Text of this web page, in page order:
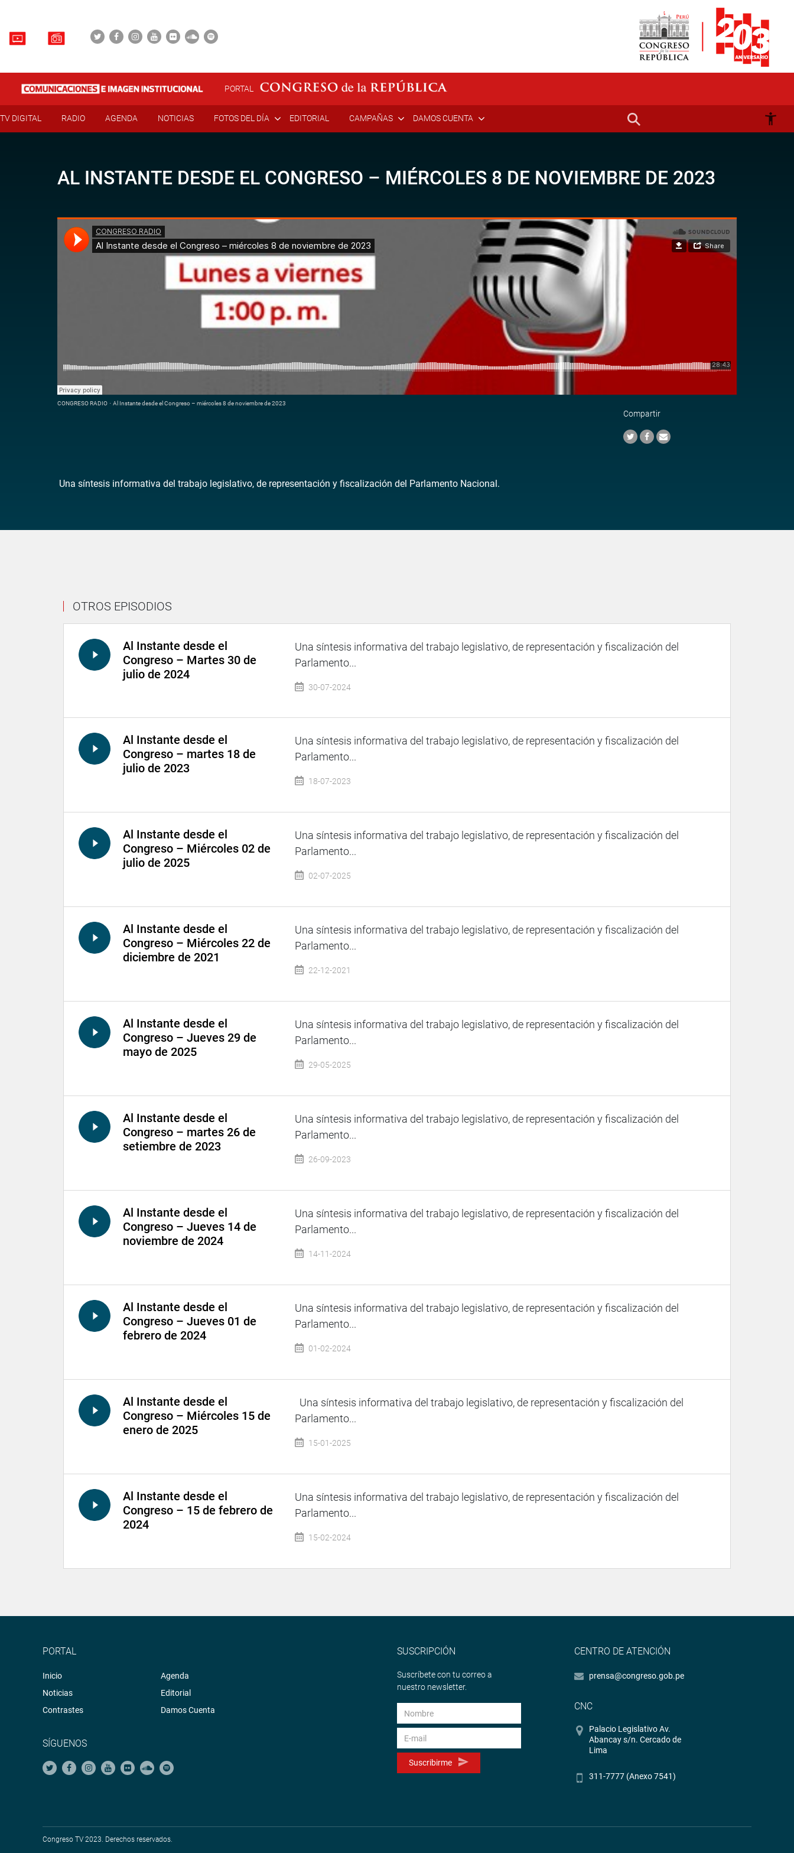
PORTAL
TV DIGITAL RADIO AGENDA NOTICIAS FOTOS DEL DÍA EDITORIAL CAMPAÑAS DAMOS CUENTA
AL INSTANTE DESDE EL CONGRESO – MIÉRCOLES 8 DE NOVIEMBRE DE 2023
CONGRESO RADIO · Al Instante desde el Congreso – miércoles 8 de noviembre de 2023
Compartir
Una síntesis informativa del trabajo legislativo, de representación y fiscalización del Parlamento Nacional.
OTROS EPISODIOS
Al Instante desde el
Congreso – Martes 30 de
julio de 2024
Una síntesis informativa del trabajo legislativo, de representación y fiscalización del
Parlamento...
30-07-2024
Al Instante desde el
Congreso – martes 18 de
julio de 2023
Una síntesis informativa del trabajo legislativo, de representación y fiscalización del
Parlamento...
18-07-2023
Al Instante desde el
Congreso – Miércoles 02 de
julio de 2025
Una síntesis informativa del trabajo legislativo, de representación y fiscalización del
Parlamento...
02-07-2025
Al Instante desde el
Congreso – Miércoles 22 de
diciembre de 2021
Una síntesis informativa del trabajo legislativo, de representación y fiscalización del
Parlamento...
22-12-2021
Al Instante desde el
Congreso – Jueves 29 de
mayo de 2025
Una síntesis informativa del trabajo legislativo, de representación y fiscalización del
Parlamento...
29-05-2025
Al Instante desde el
Congreso – martes 26 de
setiembre de 2023
Una síntesis informativa del trabajo legislativo, de representación y fiscalización del
Parlamento...
26-09-2023
Al Instante desde el
Congreso – Jueves 14 de
noviembre de 2024
Una síntesis informativa del trabajo legislativo, de representación y fiscalización del
Parlamento...
14-11-2024
Al Instante desde el
Congreso – Jueves 01 de
febrero de 2024
Una síntesis informativa del trabajo legislativo, de representación y fiscalización del
Parlamento...
01-02-2024
Al Instante desde el
Congreso – Miércoles 15 de
enero de 2025
Una síntesis informativa del trabajo legislativo, de representación y fiscalización del
Parlamento...
15-01-2025
Al Instante desde el
Congreso – 15 de febrero de
2024
Una síntesis informativa del trabajo legislativo, de representación y fiscalización del
Parlamento...
15-02-2024
PORTAL
Inicio
Noticias
Contrastes
Agenda
Editorial
Damos Cuenta
SÍGUENOS
SUSCRIPCIÓN
Suscríbete con tu correo a
nuestro newsletter.
Suscribirme
CENTRO DE ATENCIÓN
prensa@congreso.gob.pe
CNC
Palacio Legislativo Av.
Abancay s/n. Cercado de
Lima
311-7777 (Anexo 7541)
Congreso TV 2023. Derechos reservados.